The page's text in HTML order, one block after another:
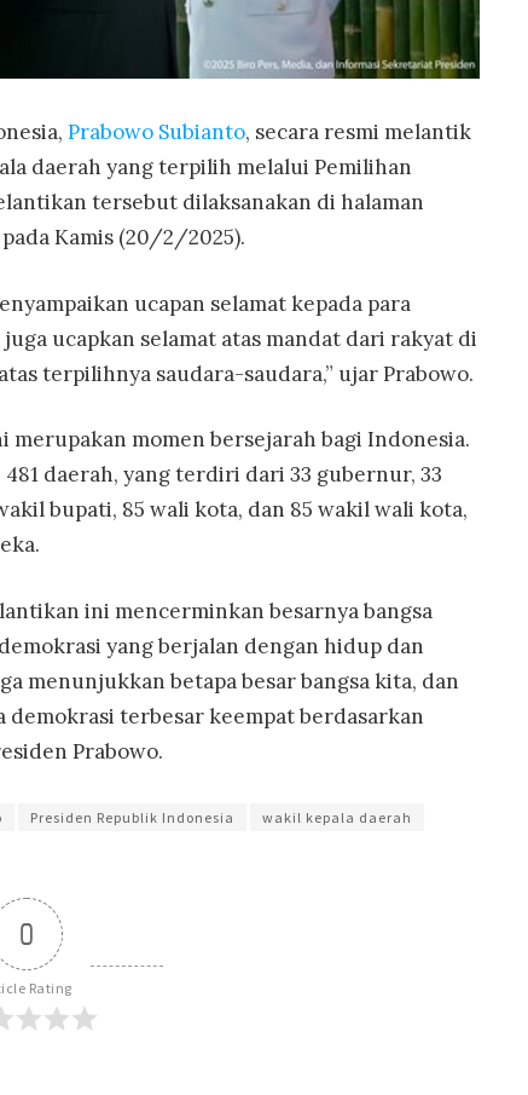
Prabowo Subianto, secara resmi melantik
daerah yang terpilih melalui Pemilihan
tersebut dilaksanakan di halaman
Kamis (20/2/2025).
ucapan selamat kepada para
ucapkan selamat atas mandat dari rakyat di
terpilihnya saudara-saudara,” ujar Prabowo.
momen bersejarah bagi Indonesia.
481 daerah, yang terdiri dari 33 gubernur, 33
bupati, 85 wali kota, dan 85 wakil wali kota,
ini mencerminkan besarnya bangsa
yang berjalan dengan hidup dan
menunjukkan betapa besar bangsa kita, dan
demokrasi terbesar keempat berdasarkan
Prabowo.
Presiden Republik Indonesia wakil kepala daerah
0
Rating